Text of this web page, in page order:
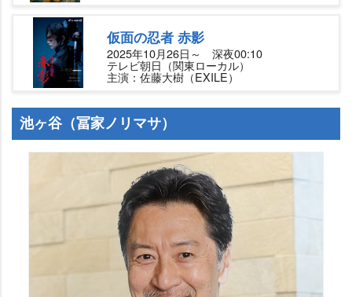
仮面の忍者 赤影
2025年10月26日～ 深夜00:10
テレビ朝日（関東ローカル）
主演：佐藤大樹（EXILE）
池ヶ谷（冨家ノリマサ）